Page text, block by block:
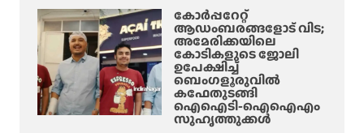
കോർപ്പറേറ്റ്
ആഡംബരങ്ങളോട് വിട;
അമേരിക്കയിലെ
കോടികളുടെ ജോലി
ഉപേക്ഷിച്ച്
ബെംഗളൂരുവിൽ
കഫേതുടങ്ങി
ഐഐടി-ഐഐഎം
സുഹൃത്തുക്കൾ